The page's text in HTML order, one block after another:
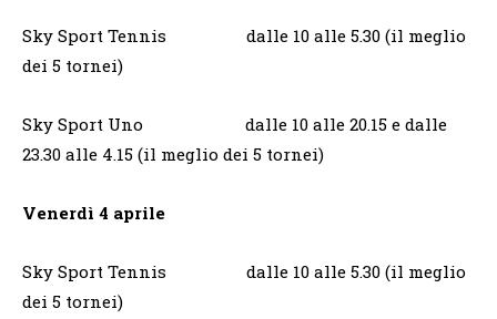
Sky Sport Tennis dalle 10 alle 5.30 (il meglio
dei 5 tornei)
Sky Sport Uno dalle 10 alle 20.15 e dalle
23.30 alle 4.15 (il meglio dei 5 tornei)
Venerdì 4 aprile
Sky Sport Tennis dalle 10 alle 5.30 (il meglio
dei 5 tornei)